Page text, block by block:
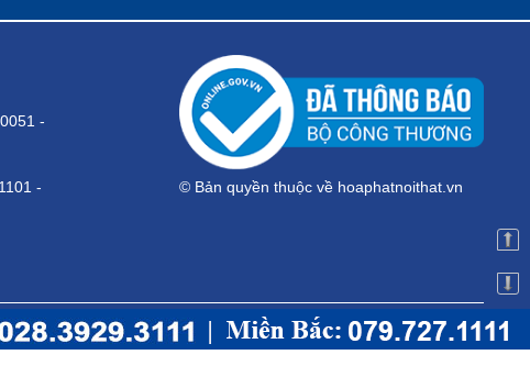
-
-
© Bản quyền thuộc về hoaphatnoithat.vn
HÀ NỘI